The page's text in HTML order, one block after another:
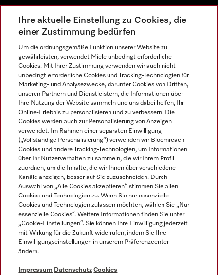
Newsletter
Sprache
DEUTSCH
Impressum
Datenschutz
Miele auf YoutubeMiele auf Instagram
Miele auf Facebook
Miele auf LinkedInMiele auf LinkedIn
Ihre aktuelle Einstellung zu Cookies, die
einer Zustimmung bedürfen
Um die ordnungsgemäße Funktion unserer Website zu
gewährleisten, verwendet Miele unbedingt erforderliche
Cookies. Mit Ihrer Zustimmung verwenden wir auch nicht
unbedingt erforderliche Cookies und Tracking-Technologien für
Marketing- und Analysezwecke, darunter Cookies von Dritten,
unseren Partnern und Dienstleistern, die Informationen über
Ihre Nutzung der Website sammeln und uns dabei helfen, Ihr
Online-Erlebnis zu personalisieren und zu verbessern. Die
Cookies werden auch zur Personalisierung von Anzeigen
verwendet. Im Rahmen einer separaten Einwilligung
(„Vollständige Personalisierung“) verwenden wir Bloomreach-
Cookies und andere Tracking-Technologien, um Informationen
über Ihr Nutzerverhalten zu sammeln, die wir Ihrem Profil
zuordnen, um die Inhalte, die wir Ihnen über verschiedene
Kanäle anzeigen, besser auf Sie zuzuschneiden. Durch
Auswahl von „Alle Cookies akzeptieren“ stimmen Sie allen
Cookies und Technologien zu. Wenn Sie nur essenzielle
Cookies und Technologien zulassen möchten, wählen Sie „Nur
essenzielle Cookies“. Weitere Informationen finden Sie unter
„Cookie-Einstellungen“. Sie können Ihre Einwilligung jederzeit
mit Wirkung für die Zukunft widerrufen, indem Sie Ihre
Einwilligungseinstellungen in unserem Präferenzcenter
ändern.
Impressum Datenschutz Cookies